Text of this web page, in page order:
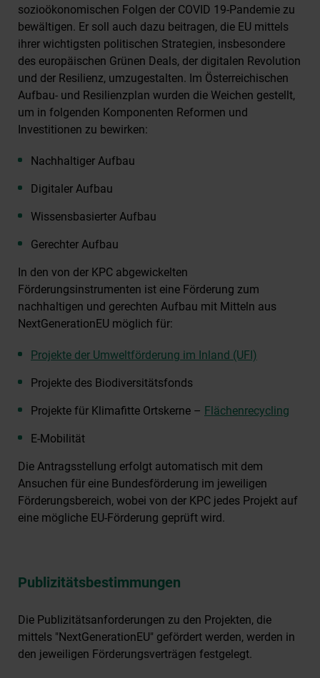
sozioökonomischen Folgen der COVID 19-Pandemie zu
bewältigen. Er soll auch dazu beitragen, die EU mittels
ihrer wichtigsten politischen Strategien, insbesondere
des europäischen Grünen Deals, der digitalen Revolution
und der Resilienz, umzugestalten. Im Österreichischen
Aufbau- und Resilienzplan wurden die Weichen gestellt,
um in folgenden Komponenten Reformen und
Investitionen zu bewirken:
Nachhaltiger Aufbau
Digitaler Aufbau
Wissensbasierter Aufbau
Gerechter Aufbau
In den von der KPC abgewickelten
Förderungsinstrumenten ist eine Förderung zum
nachhaltigen und gerechten Aufbau mit Mitteln aus
NextGenerationEU möglich für:
Projekte der Umweltförderung im Inland (UFI)
Projekte des Biodiversitätsfonds
Projekte für Klimafitte Ortskerne – Flächenrecycling
E-Mobilität
Die Antragsstellung erfolgt automatisch mit dem
Ansuchen für eine Bundesförderung im jeweiligen
Förderungsbereich, wobei von der KPC jedes Projekt auf
eine mögliche EU-Förderung geprüft wird.
Publizitätsbestimmungen
Die Publizitätsanforderungen zu den Projekten, die
mittels "NextGenerationEU" gefördert werden, werden in
den jeweiligen Förderungsverträgen festgelegt.